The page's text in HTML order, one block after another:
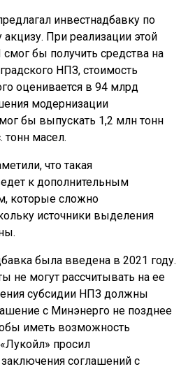
инвестнадбавку по
При реализации этой
бы получить средства на
НПЗ, стоимость
оценивается в 94 млрд
модернизации
бы выпускать 1,2 млн тонн
тонн масел.
что такая
к дополнительным
которые сложно
источники выделения
была введена в 2021 году.
не могут рассчитывать на ее
субсидии НПЗ должны
с Минэнерго не позднее
иметь возможность
просил
соглашений с